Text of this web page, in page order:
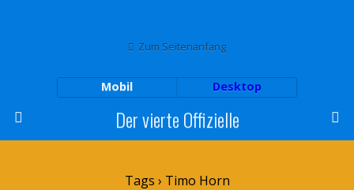
Zum Seitenanfang
Mobil Desktop
Der vierte Offizielle
Tags › Timo Horn